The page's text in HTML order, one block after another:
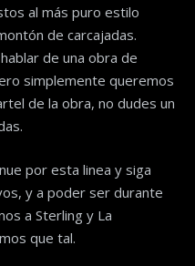
al más puro estilo
de carcajadas.
de una obra de
simplemente queremos
de la obra, no dudes un
por esta linea y siga
y a poder ser durante
a Sterling y La
que tal.